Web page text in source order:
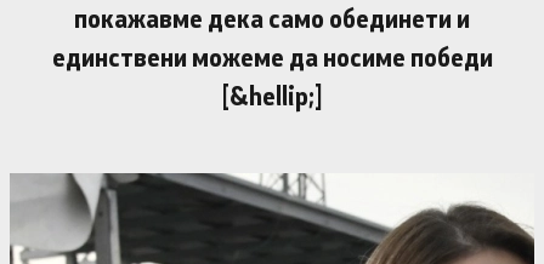
покажавме дека само обединети и
единствени можеме да носиме победи
[&hellip;]